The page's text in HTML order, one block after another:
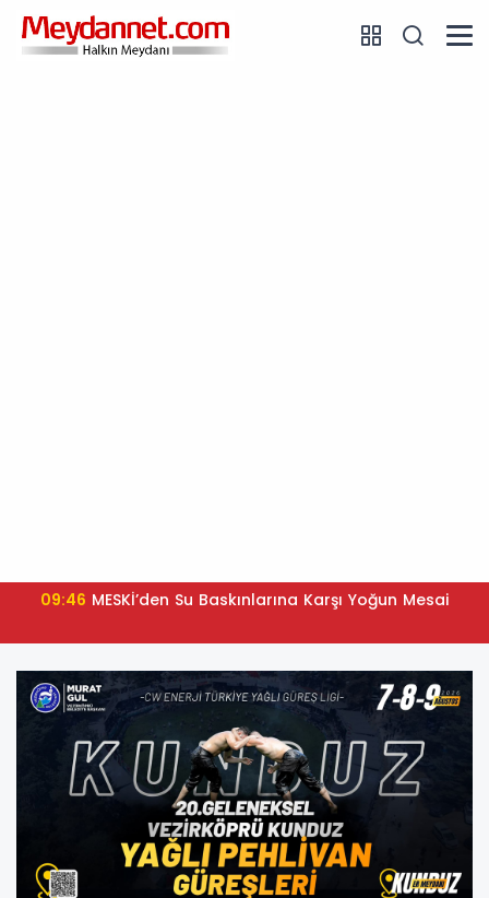
09:46 MESKİ’den Su Baskınlarına Karşı Yoğun Mesai